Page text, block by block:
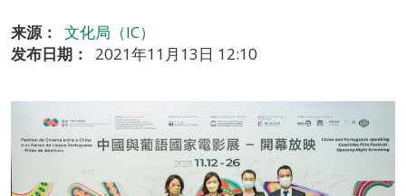
来源：
文化局（IC）
发布日期：
2021年11月13日 12:10